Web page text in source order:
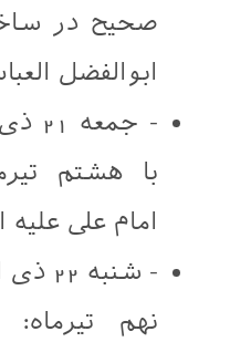
صحیح در
ابوالفضل
با هشتم
امام علی علیه
نهم